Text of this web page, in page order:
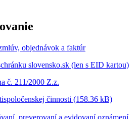
slovensko.sk (len s EID kartou)
č. 211/2000 Z.z.
činnosti (158.36 kB)
preverovaní a evidovaní oznámení